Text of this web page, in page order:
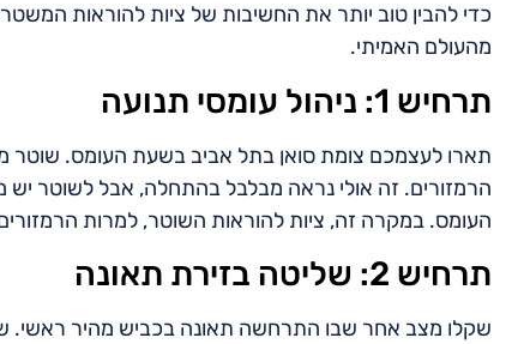
כדי להבין טוב יותר את החשיבות של ציות להוראות
מהעולם האמיתי.
תרחיש 1: ניהול עומסי תנועה
תארו לעצמכם צומת סואן בתל אביב בשעת העומס. שוטר
הרמזורים. זה אולי נראה מבלבל בהתחלה, אבל לשוטר
העומס. במקרה זה, ציות להוראות השוטר, למרות
תרחיש 2: שליטה בזירת תאונה
שקלו מצב אחר שבו התרחשה תאונה בכביש מהיר ראשי.